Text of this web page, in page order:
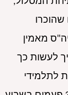
שהוכרו
מאמין
לעשות כך
לתלמידי